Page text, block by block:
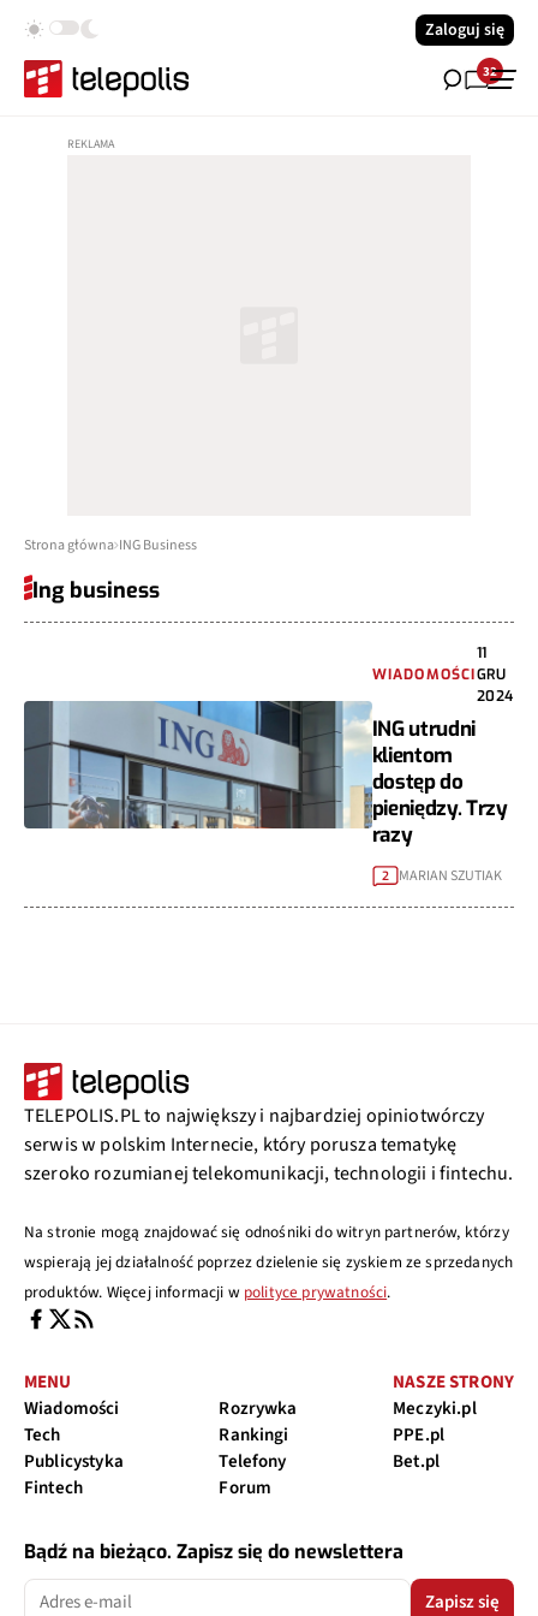
Zaloguj się
32
Strona główna ING Business
Ing business
WIADOMOŚCI
11
GRU
2024
ING utrudni
klientom
dostęp do
pieniędzy. Trzy
razy
2 MARIAN SZUTIAK
TELEPOLIS.PL to największy i najbardziej opiniotwórczy
serwis w polskim Internecie, który porusza tematykę
szeroko rozumianej telekomunikacji, technologii i fintechu.
Na stronie mogą znajdować się odnośniki do witryn partnerów, którzy
wspierają jej działalność poprzez dzielenie się zyskiem ze sprzedanych
produktów. Więcej informacji w polityce prywatności.
MENU
Wiadomości
Tech
Publicystyka
Fintech
Rozrywka
Rankingi
Telefony
Forum
NASZE STRONY
Meczyki.pl
PPE.pl
Bet.pl
Bądź na bieżąco. Zapisz się do newslettera
Zapisz się